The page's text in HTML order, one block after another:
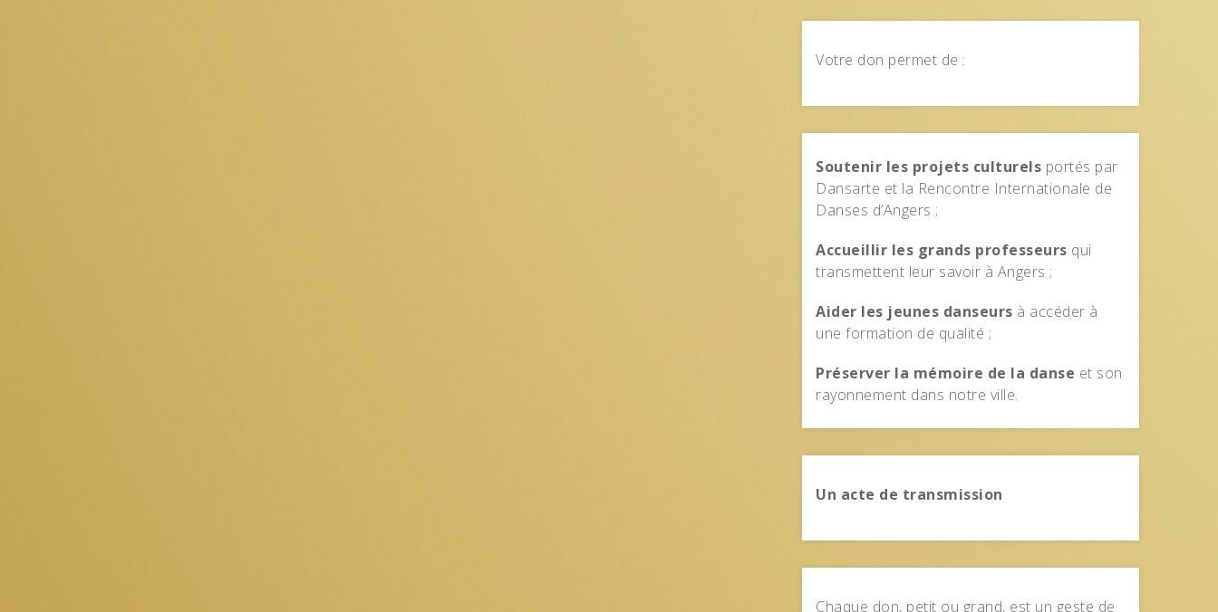
Votre don permet de :
Soutenir les projets culturels portés par
Dansarte et la Rencontre Internationale de
Danses d’Angers ;
Accueillir les grands professeurs qui
transmettent leur savoir à Angers ;
Aider les jeunes danseurs à accéder à
une formation de qualité ;
Préserver la mémoire de la danse et son
rayonnement dans notre ville.
Un acte de transmission
Chaque don, petit ou grand, est un geste de